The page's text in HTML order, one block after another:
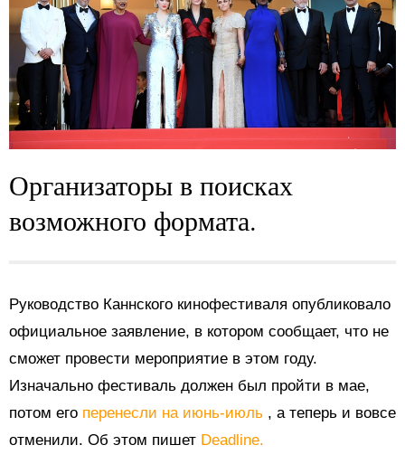
Организаторы в поисках
возможного формата.
Руководство Каннского кинофестиваля опубликовало
официальное заявление, в котором сообщает, что не
сможет провести мероприятие в этом году.
Изначально фестиваль должен был пройти в мае,
потом его перенесли на июнь-июль , а теперь и вовсе
отменили. Об этом пишет Deadline.